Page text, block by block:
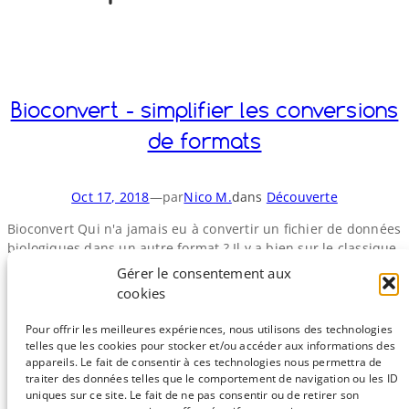
Gérer le consentement aux
cookies
Pour offrir les meilleures expériences, nous utilisons des technologies
telles que les cookies pour stocker et/ou accéder aux informations des
appareils. Le fait de consentir à ces technologies nous permettra de
traiter des données telles que le comportement de navigation ou les ID
uniques sur ce site. Le fait de ne pas consentir ou de retirer son
Bioconvert - simplifier les conversions
de formats
Oct 17, 2018—parNico M.dans Découverte
Bioconvert Qui n'a jamais eu à convertir un fichier de données
biologiques dans un autre format ? Il y a bien sur le classique
fastq vers fasta, pour lequel nombre d'entre nous ont codé un
convertisseur "maison", pas forcément optimal. D'autres
conversion vers et depuis GFF2/​GFF3. De ces différents…